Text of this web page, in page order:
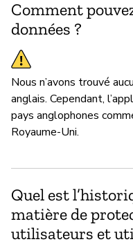
Comment
données ?
Nous n’avons trouvé
anglais. Cependant,
pays anglophones
Royaume-Uni.
Quel est
matière de
utilisateurs et